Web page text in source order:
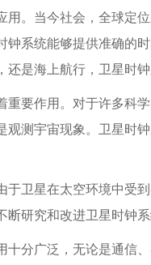
。当今社会，全球定
系统能够提供准确的
是海上航行，卫星时钟
要作用。对于许多科
测宇宙现象。卫星时
卫星在太空环境中受
研究和改进卫星时钟系
十分广泛，无论是通信